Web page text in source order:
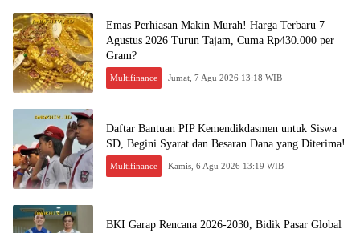
Emas Perhiasan Makin Murah! Harga Terbaru 7
Agustus 2026 Turun Tajam, Cuma Rp430.000 per
Gram?
Multifinance Jumat, 7 Agu 2026 13:18 WIB
Daftar Bantuan PIP Kemendikdasmen untuk Siswa
SD, Begini Syarat dan Besaran Dana yang Diterima!
Multifinance Kamis, 6 Agu 2026 13:19 WIB
BKI Garap Rencana 2026-2030, Bidik Pasar Global